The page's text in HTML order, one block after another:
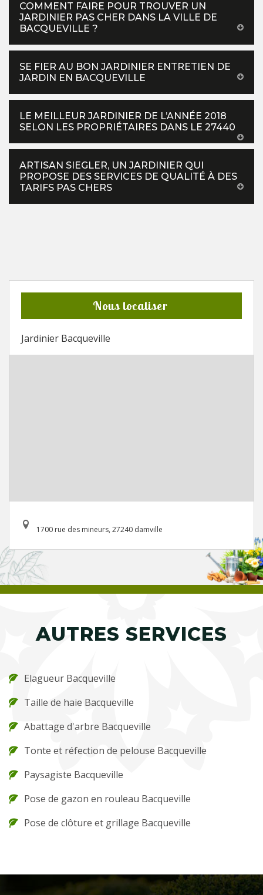
COMMENT FAIRE POUR TROUVER UN
JARDINIER PAS CHER DANS LA VILLE DE
BACQUEVILLE ?
SE FIER AU BON JARDINIER ENTRETIEN DE
JARDIN EN BACQUEVILLE
LE MEILLEUR JARDINIER DE L’ANNÉE 2018
SELON LES PROPRIÉTAIRES DANS LE 27440
ARTISAN SIEGLER, UN JARDINIER QUI
PROPOSE DES SERVICES DE QUALITÉ À DES
TARIFS PAS CHERS
Nous localiser
Jardinier Bacqueville
1700 rue des mineurs, 27240 damville
AUTRES SERVICES
Elagueur Bacqueville
Taille de haie Bacqueville
Abattage d'arbre Bacqueville
Tonte et réfection de pelouse Bacqueville
Paysagiste Bacqueville
Pose de gazon en rouleau Bacqueville
Pose de clôture et grillage Bacqueville